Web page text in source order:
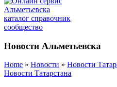
Новости Альметьевска
Home » Новости » Новости
Новости Татарстана